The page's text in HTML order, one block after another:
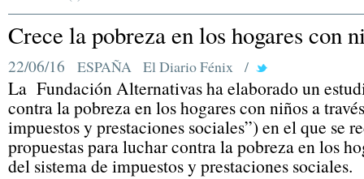
Crece la pobreza en los hogares con
22/06/16 ESPAÑA El Diario Fénix /
La Fundación Alternativas ha elaborado un
contra la pobreza en los hogares con niños a
impuestos y prestaciones sociales”) en el que se
propuestas para luchar contra la pobreza en los
del sistema de impuestos y prestaciones sociales.